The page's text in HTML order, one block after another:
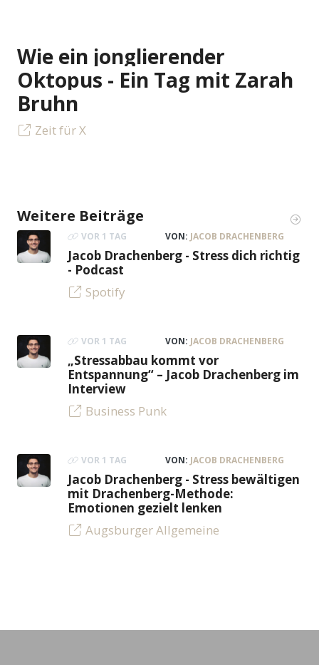
Wie ein jonglierender
Oktopus - Ein Tag mit Zarah
Bruhn
Zeit für X
Weitere Beiträge
VOR 1 TAG VON: JACOB DRACHENBERG
Jacob Drachenberg - Stress dich richtig
- Podcast
Spotify
VOR 1 TAG VON: JACOB DRACHENBERG
„Stressabbau kommt vor
Entspannung“ – Jacob Drachenberg im
Interview
Business Punk
VOR 1 TAG VON: JACOB DRACHENBERG
Jacob Drachenberg - Stress bewältigen
mit Drachenberg-Methode:
Emotionen gezielt lenken
Augsburger Allgemeine